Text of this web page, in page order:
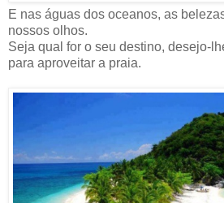
E nas águas dos oceanos, as
nossos olhos.
Seja qual for o seu destino, desejo-
para aproveitar a praia.